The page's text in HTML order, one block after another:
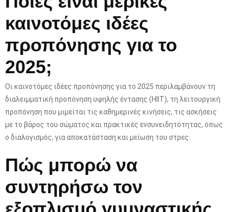
καινοτόμες ιδέες
προπόνησης για το
2025;
Οι καινοτόμες ιδέες προπόνησης για το 2025 περιλαμβάνουν τη
διαλειμματική προπόνηση υψηλής έντασης (HIIT), τη λειτουργική
προπόνηση που μιμείται τις καθημερινές κινήσεις, τις ασκήσεις
με το βάρος του σώματος και πρακτικές ενσυνειδητότητας, όπως
ο διαλογισμός, για αποκατάσταση και μείωση του στρες.
Πώς μπορώ να
συντηρήσω τον